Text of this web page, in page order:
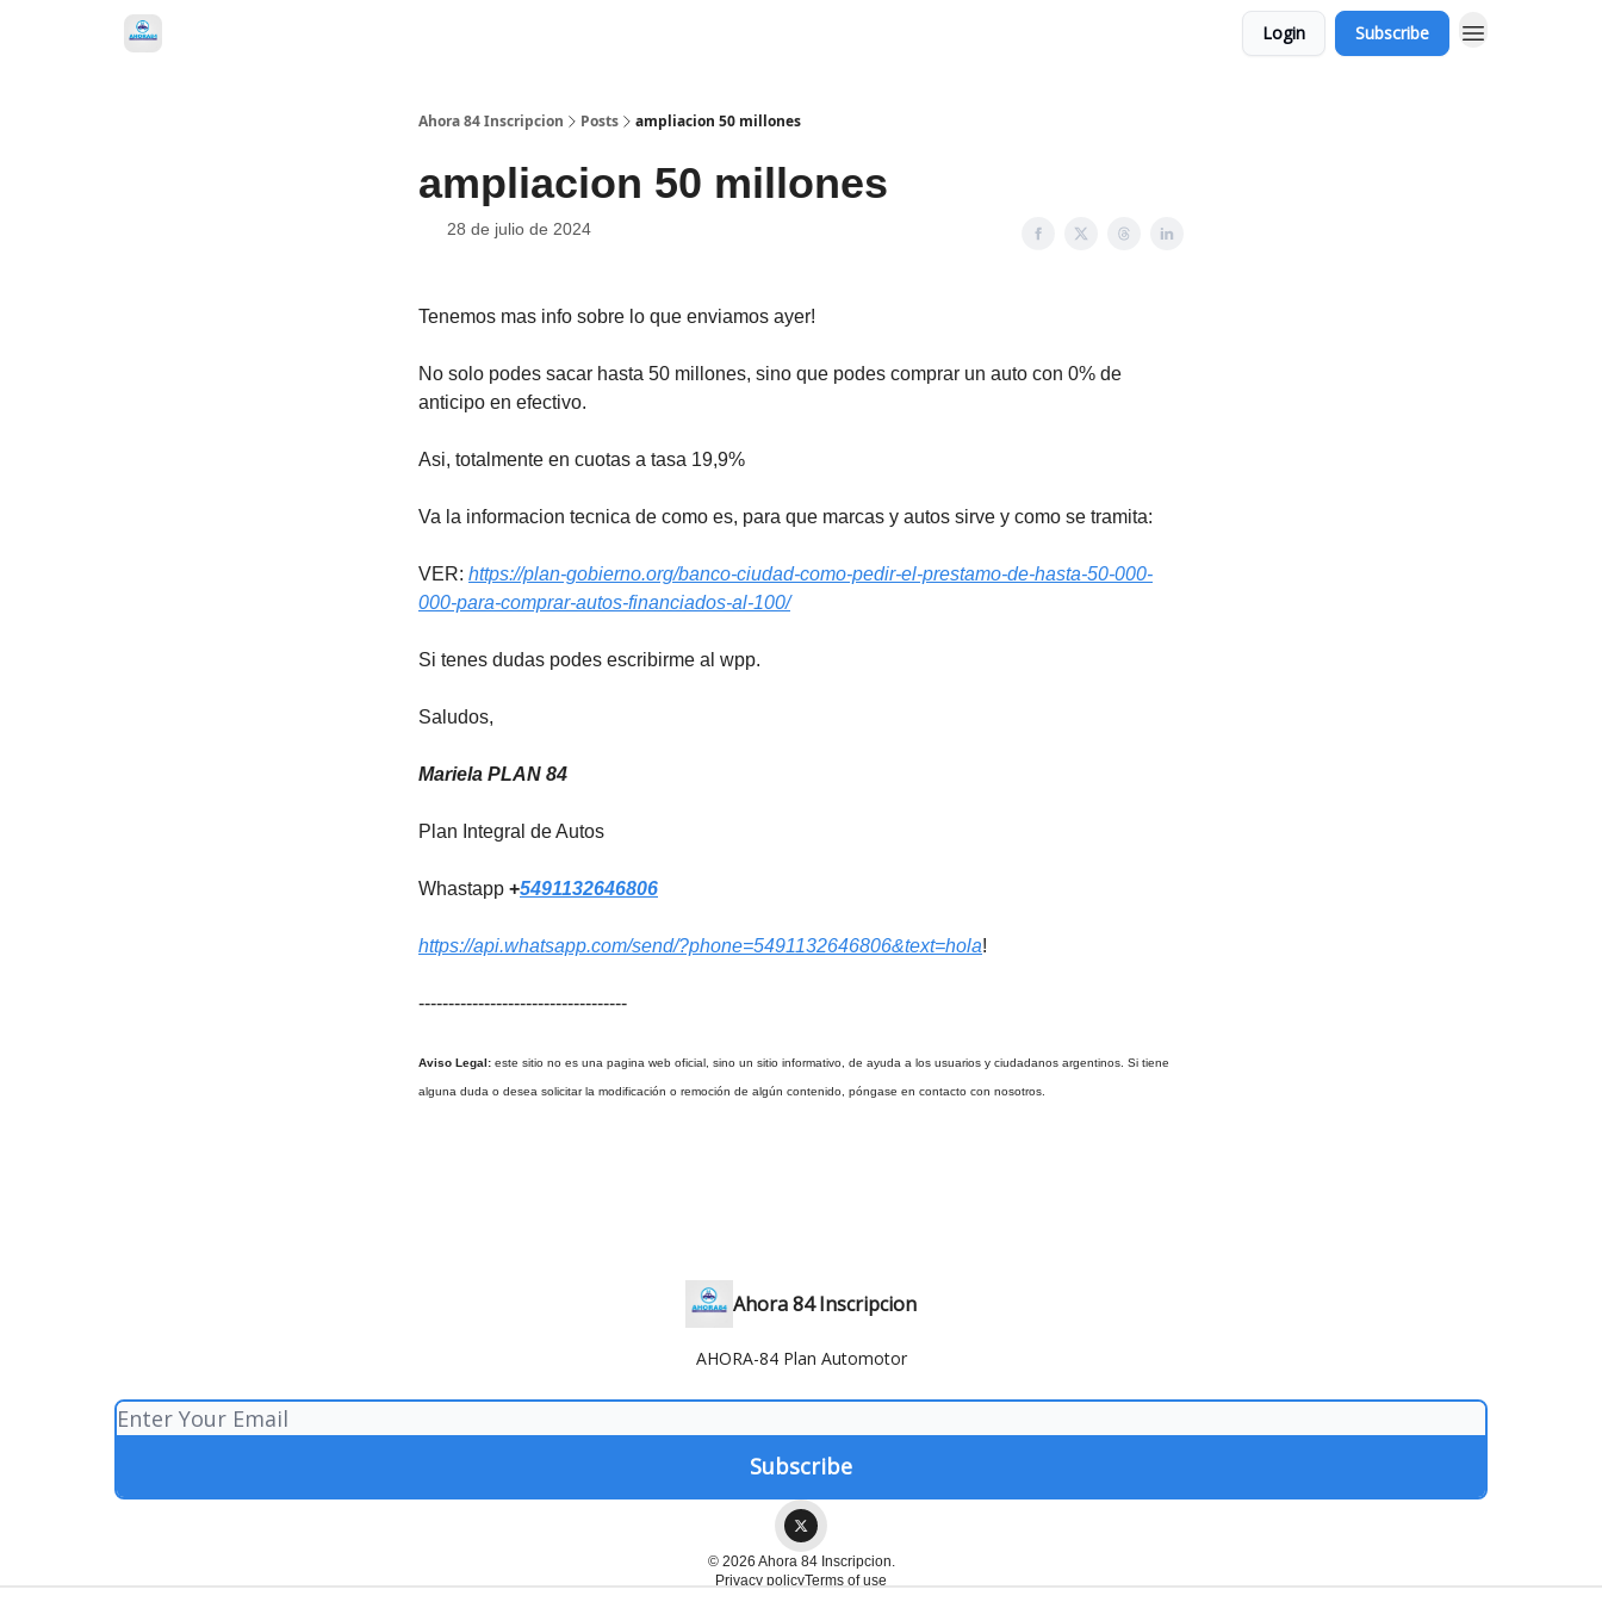
Login Subscribe
Ahora 84 Inscripcion Posts ampliacion 50 millones
ampliacion 50 millones
28 de julio de 2024
Tenemos mas info sobre lo que enviamos ayer!
No solo podes sacar hasta 50 millones, sino que podes comprar un auto con 0% de
anticipo en efectivo.
Asi, totalmente en cuotas a tasa 19,9%
Va la informacion tecnica de como es, para que marcas y autos sirve y como se tramita:
VER: https://plan-gobierno.org/banco-ciudad-como-pedir-el-prestamo-de-hasta-50-000-
000-para-comprar-autos-financiados-al-100/
Si tenes dudas podes escribirme al wpp.
Saludos,
Mariela PLAN 84
Plan Integral de Autos
Whastapp +5491132646806
https://api.whatsapp.com/send/?phone=5491132646806&text=hola!
-----------------------------------
Aviso Legal: este sitio no es una pagina web oficial, sino un sitio informativo, de ayuda a los usuarios y ciudadanos argentinos. Si tiene
alguna duda o desea solicitar la modificación o remoción de algún contenido, póngase en contacto con nosotros.
Ahora 84 Inscripcion
AHORA-84 Plan Automotor
© 2026 Ahora 84 Inscripcion.
Privacy policyTerms of use